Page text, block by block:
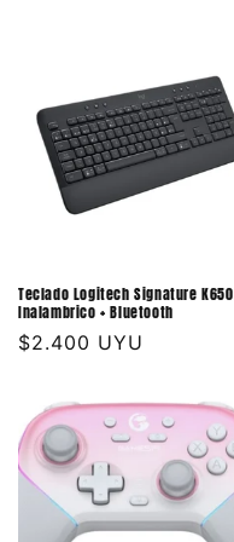
Teclado Logitech Signature K650
Inalambrico + Bluetooth
Precio
$2.400 UYU